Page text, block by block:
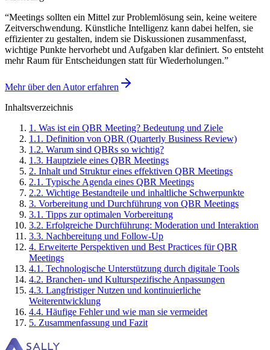
“Meetings sollten ein Mittel zur Problemlösung sein, keine weitere
Zeitverschwendung. Künstliche Intelligenz kann dabei helfen, sie
effizienter zu gestalten, indem sie Diskussionen zusammenfasst,
wichtige Punkte hervorhebt und Aufgaben klar definiert. So entsteht
mehr Raum für Entscheidungen statt für Wiederholungen.”
Mehr über den Autor erfahren
Inhaltsverzeichnis
1 . Was ist ein QBR Meeting? Bedeutung und Ziele
1 .1 . Definition von QBR (Quarterly Business Review)
1 .2. Warum sind QBRs so wichtig?
1 .3. Hauptziele eines QBR Meetings
2. Inhalt und Struktur eines effektiven QBR Meetings
2.1 . Typische Agenda eines QBR Meetings
2.2. Wichtige Bestandteile und inhaltliche Schwerpunkte
3. Vorbereitung und Durchführung von QBR Meetings
3.1 . Tipps zur optimalen Vorbereitung
3.2. Erfolgreiche Durchführung: Moderation und Interaktion
3.3. Nachbereitung und Follow-Up
4. Erweiterte Perspektiven und Best Practices für QBR
Meetings
4.1 . Technologische Unterstützung durch digitale Tools
4.2. Branchen- und Kulturspezifische Anpassungen
4.3. Langfristiger Nutzen und kontinuierliche
Weiterentwicklung
4.4. Häufige Fehler und wie man sie vermeidet
5. Zusammenfassung und Fazit